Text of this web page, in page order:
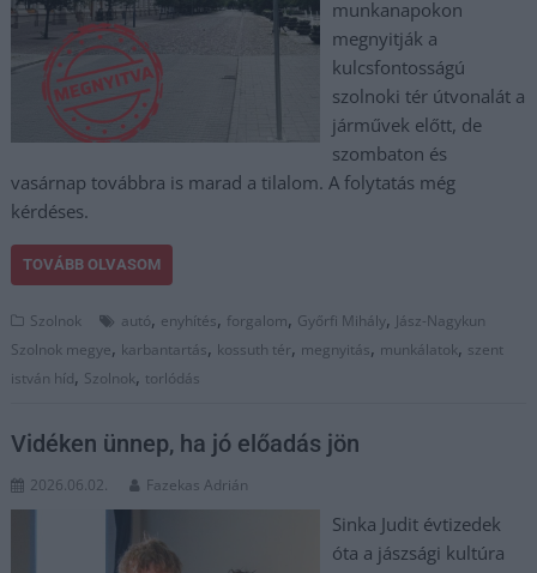
munkanapokon
megnyitják a
kulcsfontosságú
szolnoki tér útvonalát a
járművek előtt, de
szombaton és
vasárnap továbbra is marad a tilalom. A folytatás még
kérdéses.
TOVÁBB OLVASOM
Szolnok autó, enyhítés, forgalom, Győrfi Mihály, Jász-Nagykun
Szolnok megye, karbantartás, kossuth tér, megnyitás, munkálatok, szent
istván híd, Szolnok, torlódás
Vidéken ünnep, ha jó előadás jön
2026.06.02. Fazekas Adrián
Sinka Judit évtizedek
óta a jászsági kultúra